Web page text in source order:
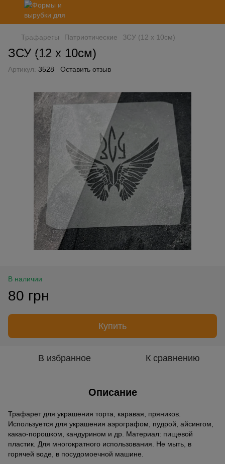
Трафареты Патриотические ЗСУ (12 х 10см)
ЗСУ (12 х 10см)
Артикул: 3528 Оставить отзыв
В наличии
80 грн
Купить
В избранное К сравнению
Описание
Трафарет для украшения торта, каравая, пряников.
Используется для украшения аэрографом, пудрой, айсингом,
какао-порошком, кандурином и др. Материал: пищевой
пластик. Для многократного использования. Не мыть, в
горячей воде, в посудомоечной машине.